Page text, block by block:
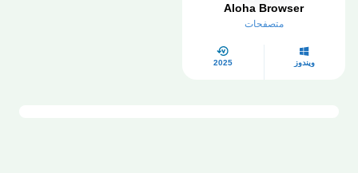
Aloha Browser
متصفحات
ويندوز 2025